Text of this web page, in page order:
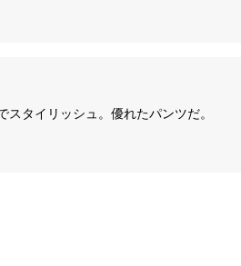
タイリッシュ。優れたパンツだ。